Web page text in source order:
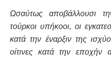
Ωσαύτως αποβάλλουσι
τούρκοι υπήκοοι, οι
κατά την έναρξιν της
οίτινες κατά την εποχήν